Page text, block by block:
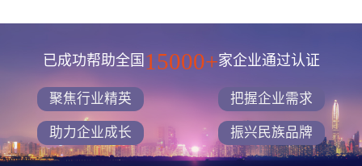
已成功帮助全国 15000+家企业通过认证
聚焦行业精英 把握企业需求
助力企业成长 振兴民族品牌